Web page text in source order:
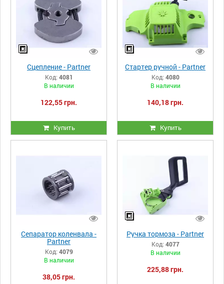
Сцепление - Partner
Код: 4081
В наличии
122,55 грн.
Купить
Стартер ручной - Partner
Код: 4080
В наличии
140,18 грн.
Купить
Сепаратор коленвала -
Partner
Код: 4079
В наличии
38,05 грн.
Ручка тормоза - Partner
Код: 4077
В наличии
225,88 грн.